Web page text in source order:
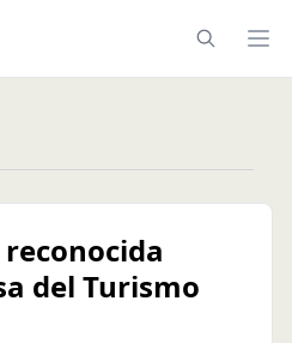
del Turismo